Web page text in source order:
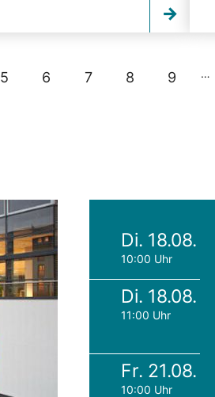
5 6 7 8 9 …
Di. 18.08.
10:00 Uhr
Di. 18.08.
11:00 Uhr
Fr. 21.08.
10:00 Uhr